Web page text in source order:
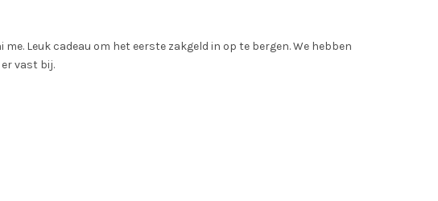
Leuk cadeau om het eerste zakgeld in op te bergen. We hebben
vast bij.